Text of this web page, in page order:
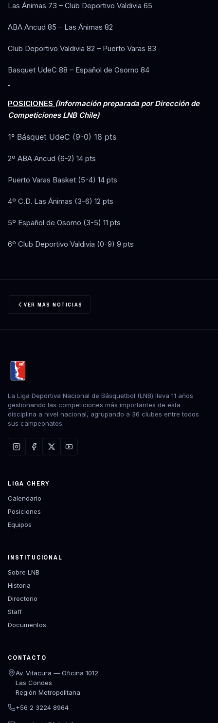
Las Ánimas 73 – Club Deportivo Valdivia 65
ABA Ancud 85 – Las Ánimas 82
Club Deportivo Valdivia 82 – Puerto Varas 83
Basquet UdeC 88 – Español de Osorno 84
POSICIONES (Información preparada por Dirección de
Competiciones LNB Chile)
1º Básquet UdeC (9-0) 18 pts
2º ABA Ancud (6-2) 14 pts
Puerto Varas Basket (5-4) 14 pts
4º C.D. Las Ánimas (3-6) 12 pts
5º Español de Osorno (3-5) 11 pts
6º Club Deportivo Valdivia (0-9) 9 pts
VER MÁS NOTICIAS
La Liga Deportiva Nacional de Básquetbol (LNB) lleva 11 años
gestionando las competiciones más importantes de esta
disciplina a nivel nacional, agrupando a 36 clubes entre todos
sus campeonatos.
LIGA CHERY
Calendario
Posiciones
Equipos
INSTITUCIONAL
Sobre LNB
Historia
Directorio
Staff
Documentos
CONTACTO
Av. Vitacura — Oficina 1012
Las Condes
Región Metropolitana
+56 2 3224 8964